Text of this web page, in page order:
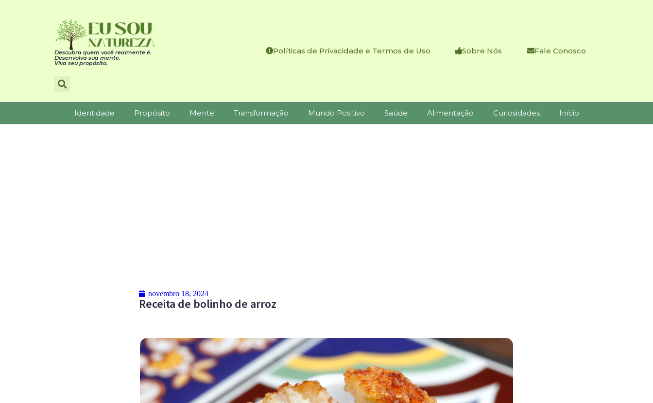
Descubra quem você realmente é.
Desenvolva sua mente.
Viva seu propósito.
Políticas de Privacidade e Termos de Uso Sobre Nós Fale Conosco
Identidade Propósito Mente Transformação Mundo Positivo Saúde Alimentação Curiosidades Início
novembro 18, 2024
Receita de bolinho de arroz